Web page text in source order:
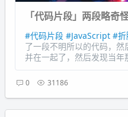
「代码片段」两段略奇
#代码片段 #JavaScript #折
了一段不明所以的代码，
并在一起了，然后发现当
0 31186